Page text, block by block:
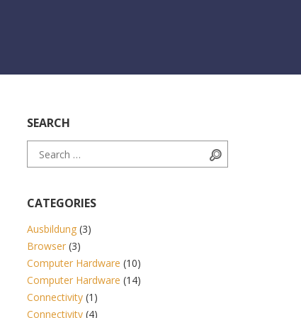
SEARCH
Search for:
CATEGORIES
Ausbildung(3)
Browser(3)
Computer Hardware (10)
Computer Hardware (14)
Connectivity(1)
Connectivity(4)